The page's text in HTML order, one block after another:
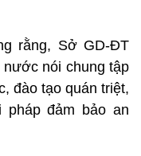
rằng, Sở GD-ĐT
nói chung tập
đào tạo quán triệt,
đảm bảo an